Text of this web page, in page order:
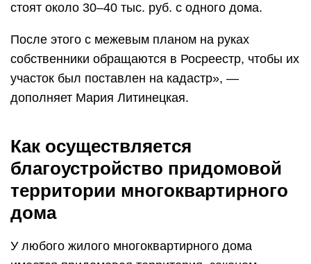
стоят около 30–40 тыс. руб. с одного дома.
После этого с межевым планом на руках
собственники обращаются в Росреестр, чтобы их
участок был поставлен на кадастр», —
дополняет Мария Литинецкая.
Как осуществляется
благоустройство придомовой
территории многоквартирного
дома
У любого жилого многоквартирного дома